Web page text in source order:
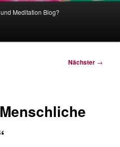
Meditation Blog?
Nächster →